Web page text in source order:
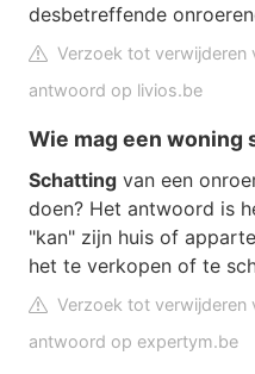
desbetreffende
Verzoek tot verwijderen
antwoord op livios.be
Wie mag een woning
Schatting van een
doen? Het antwoord is
"kan" zijn huis of
het te verkopen of te
Verzoek tot verwijderen
antwoord op expertym.be